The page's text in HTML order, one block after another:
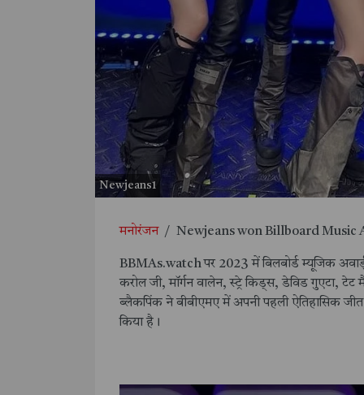
Newjeans1
मनोरंजन / Newjeans won Billboard Music
BBMAs.watch पर 2023 में बिलबोर्ड म्यूजिक
करोल जी, मॉर्गन वालेन, स्ट्रे किड्स, डेविड गुएटा,
ब्लैकपिंक ने बीबीएमए में अपनी पहली ऐतिहासिक
किया है।